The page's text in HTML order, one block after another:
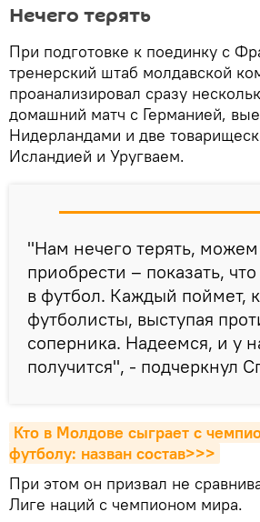
Нечего терять
При подготовке к поединку с
тренерский штаб молдавской
проанализировал сразу
домашний матч с Германией,
Нидерландами и две
Исландией и Уругваем.
"Нам нечего терять, можем
приобрести – показать,
в футбол. Каждый поймет,
футболисты, выступая
соперника. Надеемся, и у
получится", - подчеркнул
Кто в Молдове сыграет с
футболу: назван состав>>>
При этом он призвал не
Лиге наций с чемпионом мира.